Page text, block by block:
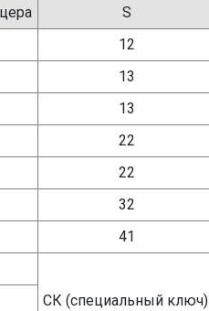
S
12
13
13
22
22
32
41
СК (специальный ключ)